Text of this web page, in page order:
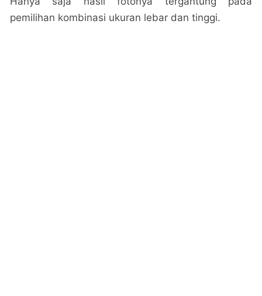
pemilihan kombinasi ukuran lebar dan tinggi.